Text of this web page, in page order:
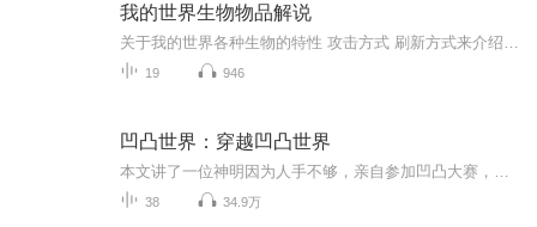
我的世界生物物品解说
19 946
凹凸世界：穿越凹凸世界
38 34.9万